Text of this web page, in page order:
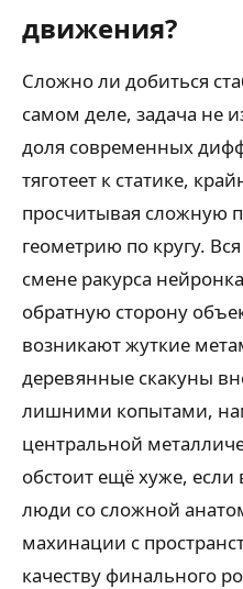
движения?
Сложно ли добиться
самом деле, задача не
доля современных
тяготеет к статике,
просчитывая сложную
геометрию по кругу.
смене ракурса
обратную сторону
возникают жуткие
деревянные скакуны
лишними копытами,
центральной
обстоит ещё хуже, если
люди со сложной
махинации с
качеству финального